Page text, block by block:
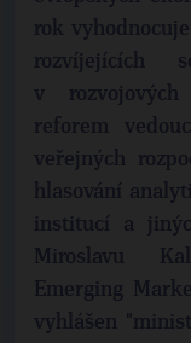
rok
rozvíjejících
v rozvojových
reforem
veřejných
hlasování
institucí a
Miroslavu
Emerging
vyhlášen